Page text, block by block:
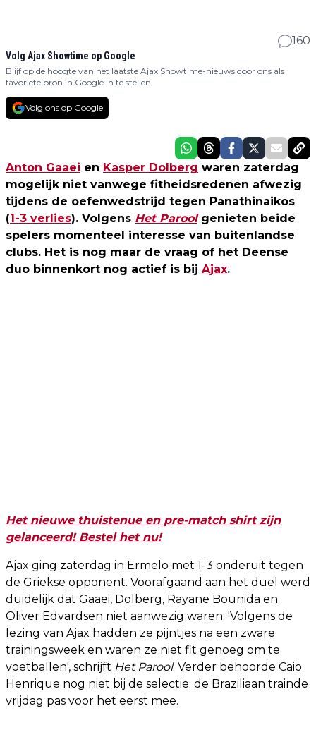
160
Volg Ajax Showtime op Google
Blijf op de hoogte van het laatste Ajax Showtime-nieuws door ons als
favoriete bron in Google in te stellen.
Volg ons op Google
Anton Gaaei en Kasper Dolberg waren zaterdag
mogelijk niet vanwege fitheidsredenen afwezig
tijdens de oefenwedstrijd tegen Panathinaikos
(1-3 verlies). Volgens Het Paroolgenieten beide
spelers momenteel interesse van buitenlandse
clubs. Het is nog maar de vraag of het Deense
duo binnenkort nog actief is bij Ajax.
Het nieuwe thuistenue en pre-match shirt zijn
gelanceerd! Bestel het nu!
Ajax ging zaterdag in Ermelo met 1-3 onderuit tegen
de Griekse opponent. Voorafgaand aan het duel werd
duidelijk dat Gaaei, Dolberg, Rayane Bounida en
Oliver Edvardsen niet aanwezig waren. 'Volgens de
lezing van Ajax hadden ze pijntjes na een zware
trainingsweek en waren ze niet fit genoeg om te
voetballen', schrijft Het Parool. Verder behoorde Caio
Henrique nog niet bij de selectie: de Braziliaan trainde
vrijdag pas voor het eerst mee.